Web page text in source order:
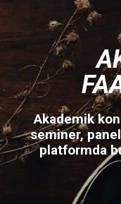
Akademik
seminer,
platformda